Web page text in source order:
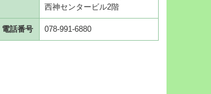
西神センタービル2階
電話番号 078-991-6880